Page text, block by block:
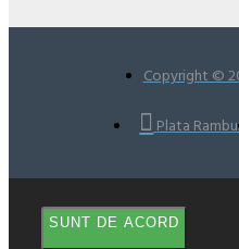
Copyright ©
Plata
SUNT DE ACORD